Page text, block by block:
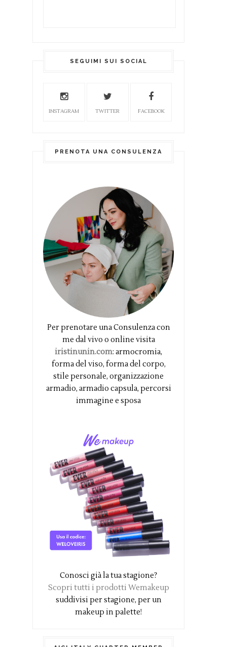
SEGUIMI SUI SOCIAL
INSTAGRAM TWITTER FACEBOOK
PRENOTA UNA CONSULENZA
Per prenotare una Consulenza con
me dal vivo o online visita
iristinunin.com: armocromia,
forma del viso, forma del corpo,
stile personale, organizzazione
armadio, armadio capsula, percorsi
immagine e sposa
Conosci già la tua stagione?
Scopri tutti i prodotti Wemakeup
suddivisi per stagione, per un
makeup in palette!